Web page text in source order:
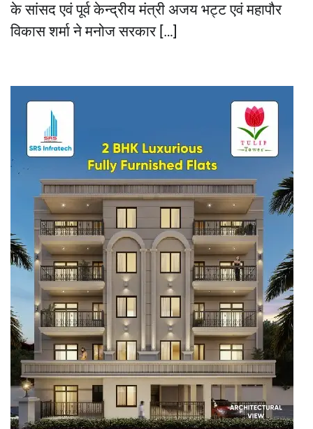
के सांसद एवं पूर्व केन्द्रीय मंत्री अजय भट्ट एवं महापौर
विकास शर्मा ने मनोज सरकार […]